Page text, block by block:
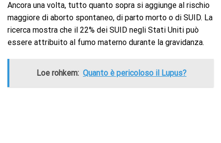
Ancora una volta, tutto quanto sopra si aggiunge al rischio
maggiore di aborto spontaneo, di parto morto o di SUID. La
ricerca mostra che il 22% dei SUID negli Stati Uniti può
essere attribuito al fumo materno durante la gravidanza.
Loe rohkem: Quanto è pericoloso il Lupus?